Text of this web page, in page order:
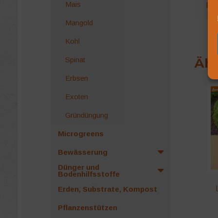
Mais
Mangold
Kohl
Spinat
Erbsen
Exoten
Gründüngung
Microgreens
Bewässerung
Dünger und
Bodenhilfsstoffe
Erden, Substrate, Kompost
Pflanzenstützen